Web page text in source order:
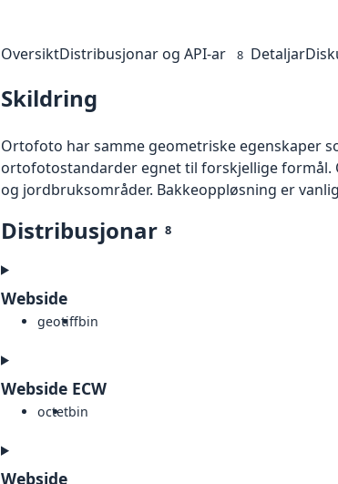
OversiktDistribusjonar og API-ar 8 Detaljar
Skildring
Ortofoto har samme geometriske egenskaper
ortofotostandarder egnet til forskjellige formål.
og jordbruksområder. Bakkeoppløsning er
Distribusjonar 8
Webside
geotiffbin
Webside ECW
octetbin
Webside